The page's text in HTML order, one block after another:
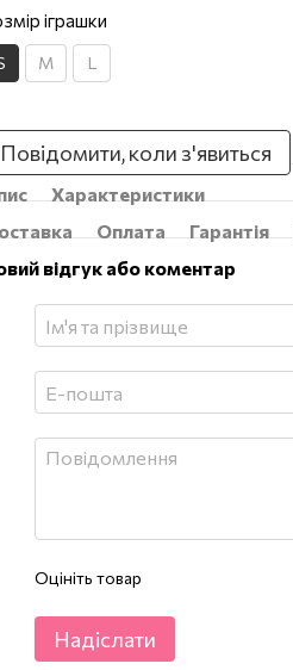
іграшки
M L
Повідомити, коли з'явиться
Характеристики
Оплата Гарантія
відгук або коментар
Оцініть товар
Надіслати